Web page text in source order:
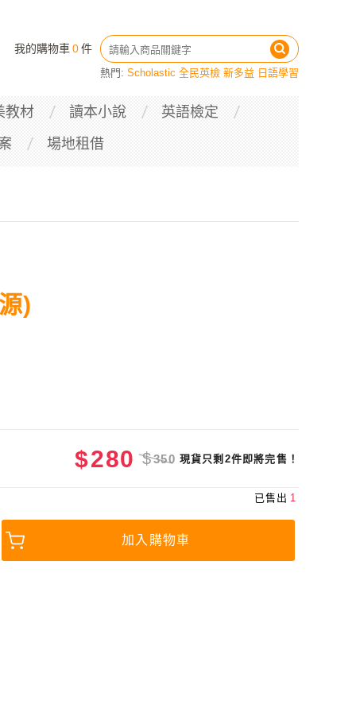
我的購物車 0件
熱門: Scholastic 全民英檢 新多益 日語學習
教材 讀本小說
英語檢定
場地租借
)
$280 $350 現貨只剩2件即將完售！
已售出 1
加入購物車